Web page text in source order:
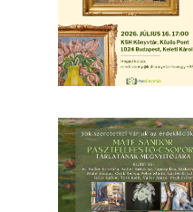
Findura Imre-
Galéria
Pályázatok
Közérdekű